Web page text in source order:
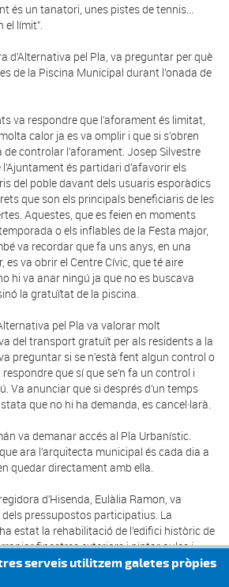
és un tanatori, unes pistes de tennis...
el límit”.
d’Alternativa pel Pla, va preguntar per què
de la Piscina Municipal durant l’onada de
va respondre que l’aforament és limitat,
calor ja es va omplir i que si s’obren
controlar l’aforament. Josep Silvestre
és partidari d’afavorir els
del poble davant dels usuaris esporàdics
que son els principals beneficiaris de les
Aquestes, que es feien en moments
o els inflables de la Festa major,
va recordar que fa uns anys, en una
va obrir el Centre Cívic, que té aire
hi va anar ningú ja que no es buscava
la gratuïtat de la piscina.
pel Pla va valorar molt
del transport gratuït per als residents a la
preguntar si se n’està fent algun control o
respondre que sí que se’n fa un control i
Va anunciar que si després d’un temps
que no hi ha demanda, es cancel·larà.
va demanar accés al Pla Urbanístic.
ara l’arquitecta municipal és cada dia a
quedar directament amb ella.
d’Hisenda, Eulàlia Ramon, va
pressupostos participatius. La
estat la rehabilitació de l’edifici històric de
finestres exteriors i pintar aules i
de 50 vots.
serveis utilitzem galetes pròpies